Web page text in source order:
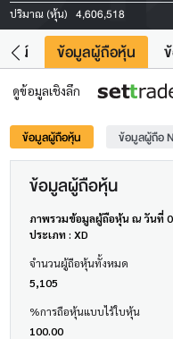
ปริมาณ (หุ้น) 4,606,518
ยชน์ ข้อมูลผู้ถือหุ้น
ดูข้อมูลเชิงลึก
ข้อมูลผู้ถือหุ้น ข้อมูลผู้ถือ
ข้อมูลผู้ถือหุ้น
ภาพรวมข้อมูลผู้ถือหุ้น ณ วันที่
ประเภท : XD
จำนวนผู้ถือหุ้นทั้งหมด
5,105
%การถือหุ้นแบบไร้ใบหุ้น
100.00